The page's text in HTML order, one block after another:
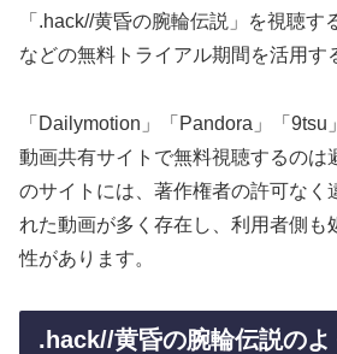
「.hack//黄昏の腕輪伝説」を視聴す
などの無料トライアル期間を活用す
「Dailymotion」「Pandora」「9tsu
動画共有サイトで無料視聴するのは
のサイトには、著作権者の許可なく
れた動画が多く存在し、利用者側も
性があります。
.hack//黄昏の腕輪伝説のよ